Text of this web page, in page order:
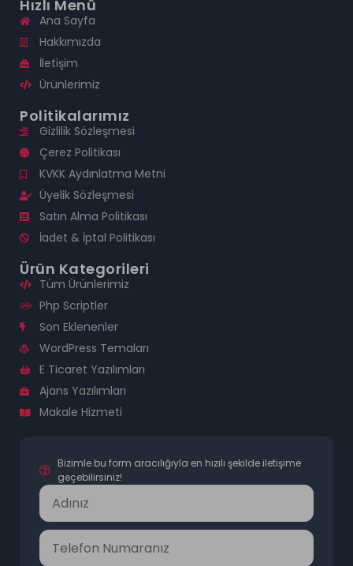
Hızlı Menü
Ana Sayfa
Hakkımızda
İletişim
Ürünlerimiz
Politikalarımız
Gizlilik Sözleşmesi
Çerez Politikası
KVKK Aydınlatma Metni
Üyelik Sözleşmesi
Satın Alma Politikası
İadet & İptal Politikası
Ürün Kategorileri
Tüm Ürünlerimiz
Php Scriptler
Son Eklenenler
WordPress Temaları
E Ticaret Yazılımları
Ajans Yazılımları
Makale Hizmeti
Bizimle bu form aracılığıyla en hızılı şekilde iletişime
geçebilirsiniz!